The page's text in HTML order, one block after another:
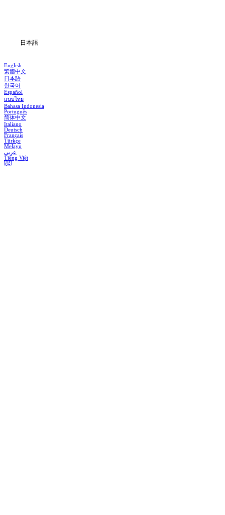
日本語
English
繁體中文
日本語
한국어
Español
แบบไทย
Bahasa Indonesia
Português
简体中文
Italiano
Deutsch
Français
Türkçe
Melayu
عربي
Tiếng Việt
हिंदी